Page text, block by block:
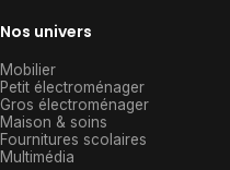
Nos univers
Mobilier
Petit électroménager
Gros électroménager
Maison & soins
Fournitures scolaires
Multimédia